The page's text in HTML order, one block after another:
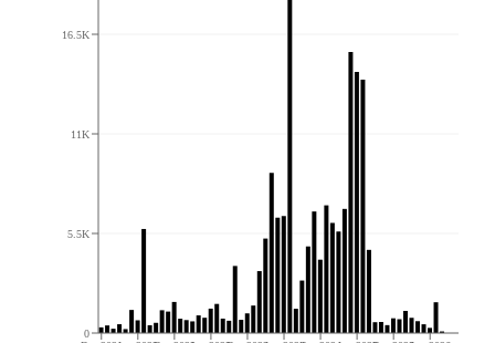
0
5.5K
11K
16.5K